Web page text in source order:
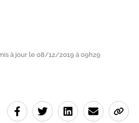
à jour le 08/12/2019 à 09h29